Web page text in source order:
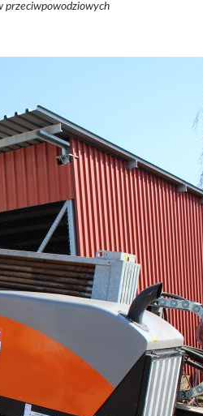
przeciwpowodziowych